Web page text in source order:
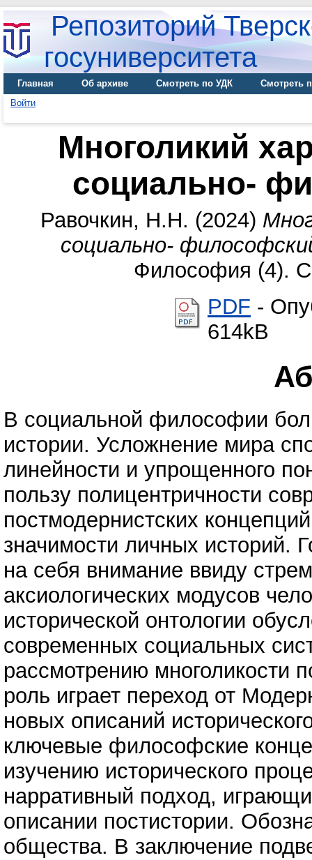
Репозиторий
госуниверситета
Главная Об архиве Смотреть по УДК
Смотреть
Войти
Многоликий
социально-
Равочкин, Н.Н. (2024)
социально-
Философия (4).
PDF -
614kB
В социальной философии
истории. Усложнение мира
линейности и упрощенного
пользу полицентричности
постмодернистских
значимости личных историй.
на себя внимание ввиду
аксиологических модусов
исторической онтологии
современных социальных
рассмотрению многоликости
роль играет переход от
новых описаний
ключевые философские
изучению исторического
нарративный подход,
описании постистории.
общества. В заключение